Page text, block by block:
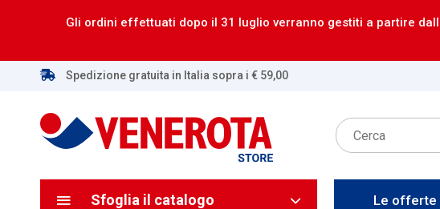
Gli ordini effettuati dopo il 31 luglio verranno gestiti a partire
Spedizione gratuita in Italia sopra i € 59,00
Sfoglia il catalogo Le offerte